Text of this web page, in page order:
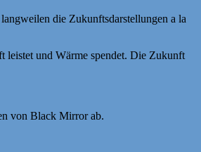
die Zukunftsdarstellungen a la
leistet und Wärme spendet. Die Zukunft
von Black Mirror ab.